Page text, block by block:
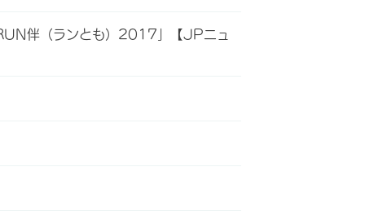
伴（ランとも）2017」【JPニュ